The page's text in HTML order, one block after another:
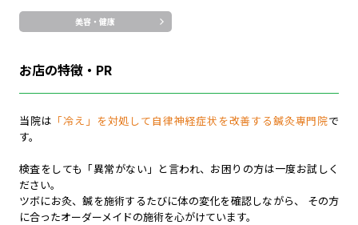
美容・健康
お店の特徴・PR
当院は 「冷え」を対処して自律神経症状を改善する鍼灸専門院で
す。
検査をしても「異常がない」と言われ、お困りの方は一度お試しく
ださい。
ツボにお灸、鍼を施術するたびに体の変化を確認しながら、 その方
に合ったオーダーメイドの施術を心がけています。